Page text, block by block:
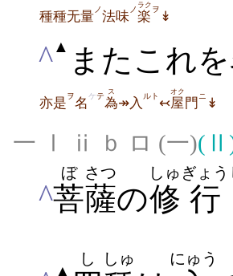
種種无量 ノ法味 ノ 楽
ラク ヲ ↡
^▲ またこれを
亦是ヲ名ケテ為
ス
↠入 ルト↢屋
オク
門 ニ ↡
一 Ⅰ ⅱ ｂ ロ (一)
^菩
ぼ
薩
さつ
の修
しゅ
行
ぎょう
▲
し しゅ にゅう